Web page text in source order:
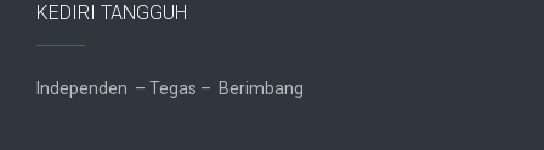
KEDIRI TANGGUH
Independen – Tegas – Berimbang